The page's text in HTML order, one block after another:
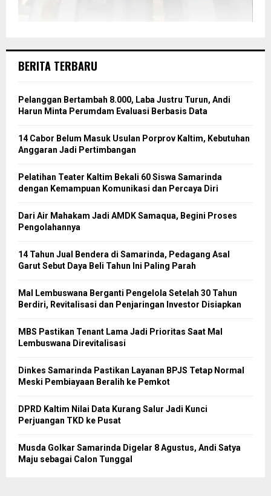
BERITA TERBARU
Pelanggan Bertambah 8.000, Laba Justru Turun, Andi
Harun Minta Perumdam Evaluasi Berbasis Data
14 Cabor Belum Masuk Usulan Porprov Kaltim, Kebutuhan
Anggaran Jadi Pertimbangan
Pelatihan Teater Kaltim Bekali 60 Siswa Samarinda
dengan Kemampuan Komunikasi dan Percaya Diri
Dari Air Mahakam Jadi AMDK Samaqua, Begini Proses
Pengolahannya
14 Tahun Jual Bendera di Samarinda, Pedagang Asal
Garut Sebut Daya Beli Tahun Ini Paling Parah
Mal Lembuswana Berganti Pengelola Setelah 30 Tahun
Berdiri, Revitalisasi dan Penjaringan Investor Disiapkan
MBS Pastikan Tenant Lama Jadi Prioritas Saat Mal
Lembuswana Direvitalisasi
Dinkes Samarinda Pastikan Layanan BPJS Tetap Normal
Meski Pembiayaan Beralih ke Pemkot
DPRD Kaltim Nilai Data Kurang Salur Jadi Kunci
Perjuangan TKD ke Pusat
Musda Golkar Samarinda Digelar 8 Agustus, Andi Satya
Maju sebagai Calon Tunggal